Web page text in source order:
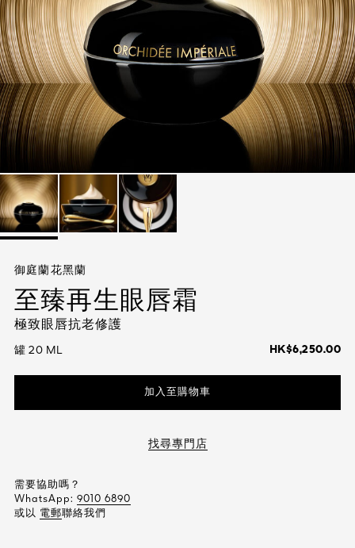
訂製香氛
Les Colognes 調香師古龍水
La Petite Robe Noire 法式黑裙
Shalimar 一千零一夜
查看全部
Les Colognes 調香師古龍水
Absolus Allegoria 花草水語純香系列
查看全部
唇部底霜
查看全部
查看全部
卸妝與潔面護理
面膜
頭髮護理
身體護理
查看全部
Orchidée Impériale Brightening 御庭蘭花亮白
查看全部
防曬護理
查看全部
御庭蘭花黑蘭
至臻再生眼唇霜
極致眼唇抗老修護
罐 20 ML HK$6,250.00
加入至購物車
找尋專門店
需要協助嗎？
WhatsApp: 9010 6890
或以 電郵聯絡我們